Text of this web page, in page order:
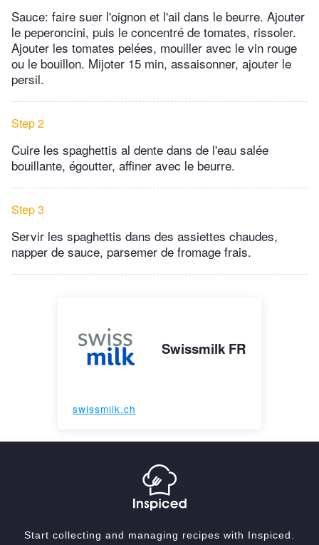
Sauce: faire suer l'oignon et l'ail dans le beurre. Ajouter
le peperoncini, puis le concentré de tomates, rissoler.
Ajouter les tomates pelées, mouiller avec le vin rouge
ou le bouillon. Mijoter 15 min, assaisonner, ajouter le
persil.
Step 2
Cuire les spaghettis al dente dans de l'eau salée
bouillante, égoutter, affiner avec le beurre.
Step 3
Servir les spaghettis dans des assiettes chaudes,
napper de sauce, parsemer de fromage frais.
Swissmilk FR
swissmilk.ch
Start collecting and managing recipes with Inspiced.